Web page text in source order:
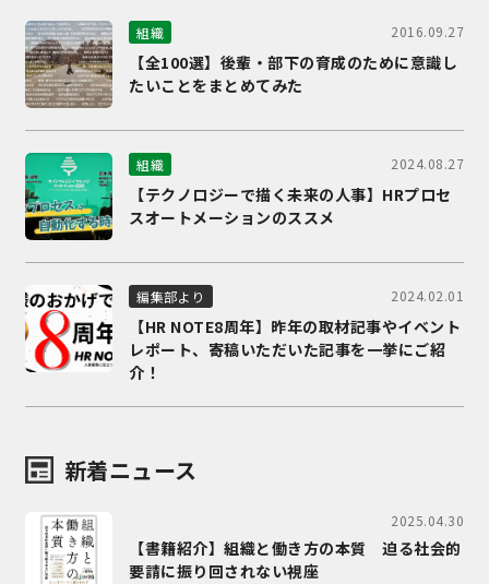
組織 2016.09.27
【全100選】後輩・部下の育成のために意識し
たいことをまとめてみた
組織 2024.08.27
【テクノロジーで描く未来の人事】HRプロセ
スオートメーションのススメ
編集部より 2024.02.01
【HR NOTE8周年】昨年の取材記事やイベント
レポート、寄稿いただいた記事を一挙にご紹
介！
新着ニュース
2025.04.30
【書籍紹介】組織と働き方の本質 迫る社会的
要請に振り回されない視座